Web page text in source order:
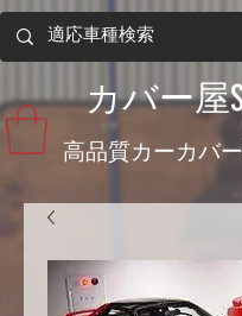
高品質カーカバ
カバー屋